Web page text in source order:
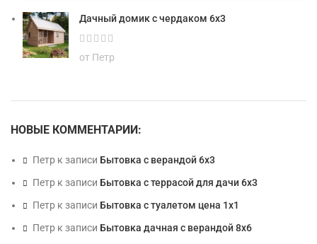
Дачный домик с чердаком 6х3
от Петр
НОВЫЕ КОММЕНТАРИИ:
Петр к записи Бытовка с верандой 6х3
Петр к записи Бытовка с террасой для дачи 6х3
Петр к записи Бытовка с туалетом цена 1х1
Петр к записи Бытовка дачная с верандой 8х6